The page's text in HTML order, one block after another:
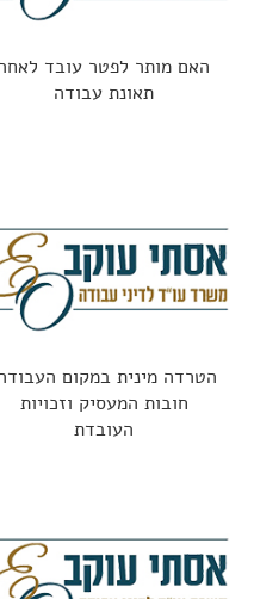
האם מותר לפטר עובד לאחר
תאונת עבודה
הטרדה מינית במקום
חובות המעסיק וזכויות
העובדת